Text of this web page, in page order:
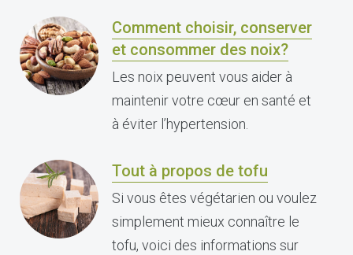
Comment choisir, conserver
et consommer des noix?
Les noix peuvent vous aider à
maintenir votre cœur en santé et
à éviter l’hypertension.
Tout à propos de tofu
Si vous êtes végétarien ou voulez
simplement mieux connaître le
tofu, voici des informations sur